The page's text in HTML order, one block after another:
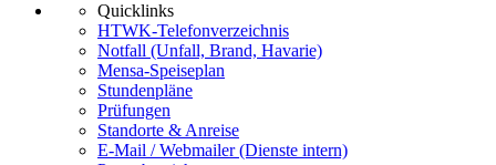
Quicklinks
HTWK-Telefonverzeichnis
Notfall (Unfall, Brand, Havarie)
Mensa-Speiseplan
Stundenpläne
Prüfungen
Standorte & Anreise
E-Mail / Webmailer (Dienste intern)